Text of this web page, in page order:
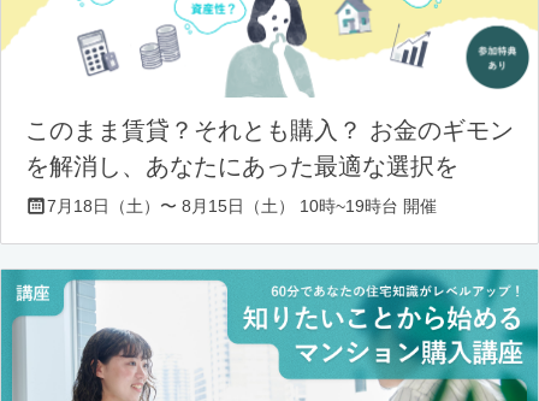
このまま賃貸？それとも購入？ お金のギモン
を解消し、あなたにあった最適な選択を
7月18日（土）〜 8月15日（土） 10時~19時台 開催